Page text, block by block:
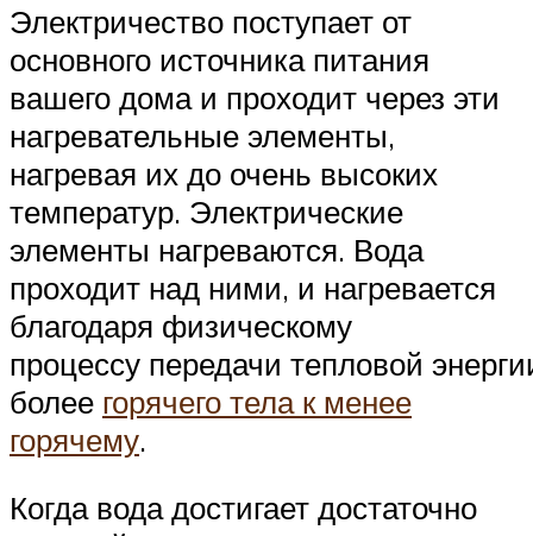
Электричество поступает от
основного источника питания
вашего дома и проходит через эти
нагревательные элементы,
нагревая их до очень высоких
температур. Электрические
элементы нагреваются. Вода
проходит над ними, и нагревается
благодаря физическому
процессу передачи тепловой
более горячего тела к менее
горячему.
Когда вода достигает достаточно